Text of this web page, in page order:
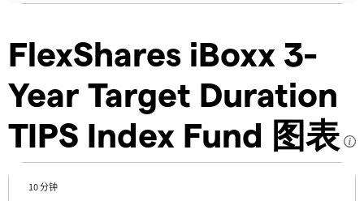
FlexShares iBoxx 3-
Year Target Duration
TIPS Index Fund 图表
10 分钟